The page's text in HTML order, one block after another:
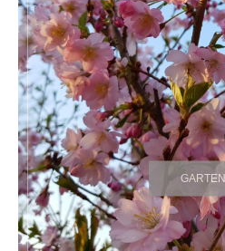
GARTEN